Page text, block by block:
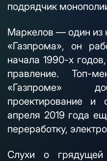
подрядчик
Маркелов — один из
«Газпрома», он
начала 1990-х
правление. Топ-
«Газпроме»
проектирование и
апреля 2019 года
переработку,
Слухи о грядущей